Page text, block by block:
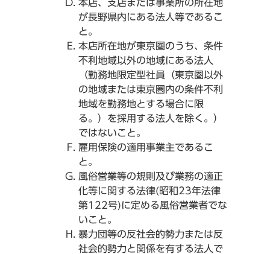
本店、支店または事業所の所在地
が長野県内にある法人等であるこ
と。
本店所在地が東京圏のうち、条件
不利地域以外の地域にある法人
（勤務地限定型社員（東京圏以外
の地域または東京圏内の条件不利
地域を勤務地とする場合に限
る。）を採用する法人を除く。）
ではないこと。
雇用保険の適用事業主であるこ
と。
風俗営業等の規則及び業務の適正
化等に関する法律(昭和23年法律
第122号)に定める風俗営業者でな
いこと。
暴力団等の反社会的勢力または反
社会的勢力と関係を有する法人で